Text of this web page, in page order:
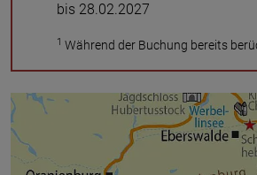
bis 28.02.2027
1 Während der Buchung bereits